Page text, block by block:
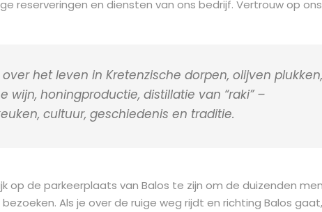
reserveringen en diensten van ons bedrijf. Vertrouw op
het leven in Kretenzische dorpen, olijven plukken,
wijn, honingproductie, distillatie van “raki” –
cultuur, geschiedenis en traditie.
op de parkeerplaats van Balos te zijn om de duizenden
Als je over de ruige weg rijdt en richting Balos